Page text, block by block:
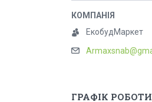
ЕкобудМаркет
ГРАФІК РОБОТИ